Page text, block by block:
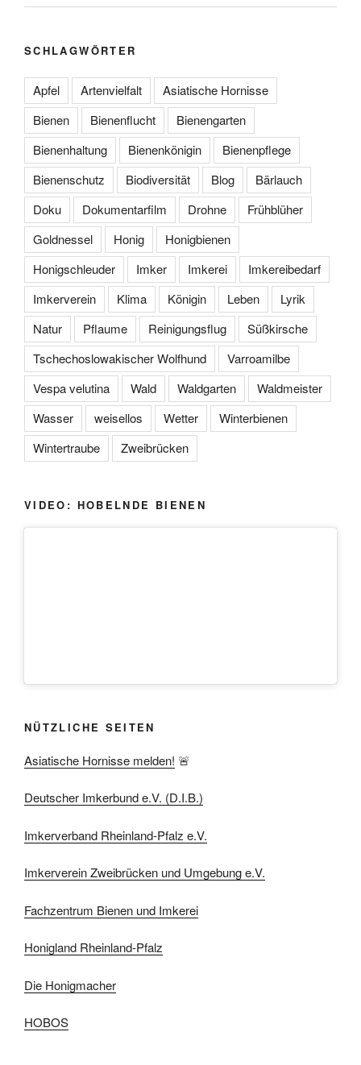
SCHLAGWÖRTER
Apfel Artenvielfalt
Asiatische Hornisse
Bienen
Bienenflucht
Bienengarten
Bienenhaltung
Bienenkönigin
Bienenpflege
Bienenschutz
Biodiversität Blog
Bärlauch
Doku
Dokumentarfilm Drohne
Frühblüher
Goldnessel
Honig
Honigbienen
Honigschleuder
Imker Imkerei
Imkereibedarf
Imkerverein
Klima Königin Leben
Lyrik
Natur
Pflaume Reinigungsflug
Süßkirsche
Tschechoslowakischer Wolfhund
Varroamilbe
Vespa velutina
Wald Waldgarten
Waldmeister
Wasser
weisellos Wetter
Winterbienen
Wintertraube
Zweibrücken
VIDEO: HOBELNDE BIENEN
NÜTZLICHE SEITEN
Asiatische Hornisse melden! 🚨
Deutscher Imkerbund e.V. (D.I.B.)
Imkerverband Rheinland-Pfalz e.V.
Imkerverein Zweibrücken und Umgebung e.V.
Fachzentrum Bienen und Imkerei
Honigland Rheinland-Pfalz
Die Honigmacher
HOBOS